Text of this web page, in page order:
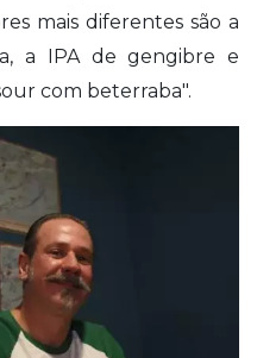
mais diferentes são a
a IPA de gengibre e
com beterraba".